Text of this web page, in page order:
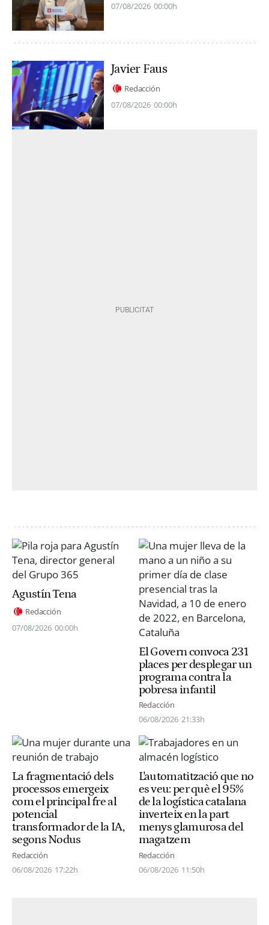
07/08/2026 00:00h
Javier Faus
Redacción
07/08/2026 00:00h
Agustín Tena
Redacción
07/08/2026 00:00h
El Govern convoca 231
places per desplegar un
programa contra la
pobresa infantil
Redacción
06/08/2026 21:33h
La fragmentació dels
processos emergeix
com el principal fre al
potencial
transformador de la IA,
segons Nodus
Redacción
06/08/2026 17:22h
L'automatització que no
es veu: per què el 95%
de la logística catalana
inverteix en la part
menys glamurosa del
magatzem
Redacción
06/08/2026 11:50h